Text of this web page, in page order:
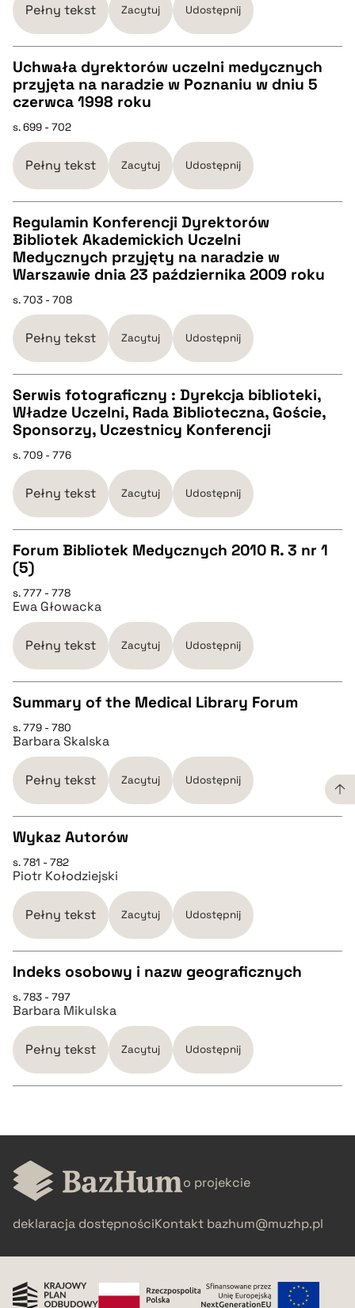
BIBTEX
pobierz cytat
Pełny tekst Zacytuj Udostępnij
CZYSTY TEKST
pobierz cytat
BIBTEX
pobierz cytat
Uchwała dyrektorów uczelni medycznych
przyjęta na naradzie w Poznaniu w dniu 5
czerwca 1998 roku
s. 699 - 702
Pełny tekst Zacytuj Udostępnij
CZYSTY TEKST
pobierz cytat
BIBTEX
pobierz cytat
Regulamin Konferencji Dyrektorów
Bibliotek Akademickich Uczelni
Medycznych przyjęty na naradzie w
Warszawie dnia 23 października 2009 roku
s. 703 - 708
Pełny tekst Zacytuj Udostępnij
CZYSTY TEKST
pobierz cytat
BIBTEX
Serwis fotograficzny : Dyrekcja biblioteki,
Władze Uczelni, Rada Biblioteczna, Goście,
Sponsorzy, Uczestnicy Konferencji
s. 709 - 776
Pełny tekst Zacytuj Udostępnij
CZYSTY TEKST
pobierz cytat
BIBTEX
Forum Bibliotek Medycznych 2010 R. 3 nr 1
(5)
s. 777 - 778
Ewa Głowacka
Pełny tekst Zacytuj Udostępnij
CZYSTY TEKST
pobierz cytat
BIBTEX
pobierz cytat
Summary of the Medical Library Forum
s. 779 - 780
Barbara Skalska
Pełny tekst Zacytuj Udostępnij
CZYSTY TEKST
pobierz cytat
BIBTEX
pobierz cytat
Wykaz Autorów
s. 781 - 782
Piotr Kołodziejski
Pełny tekst Zacytuj Udostępnij
CZYSTY TEKST
pobierz cytat
Indeks osobowy i nazw geograficznych
s. 783 - 797
Barbara Mikulska
Pełny tekst Zacytuj Udostępnij
CZYSTY TEKST
pobierz cytat
BIBTEX
o projekcie
deklaracja dostępnościKontakt bazhum@muzhp.pl